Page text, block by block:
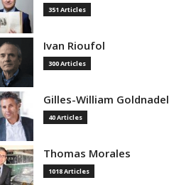
351 Articles
Ivan Rioufol
300 Articles
Gilles-William Goldnadel
40 Articles
Thomas Morales
1018 Articles